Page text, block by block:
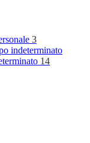
3
indeterminato
14